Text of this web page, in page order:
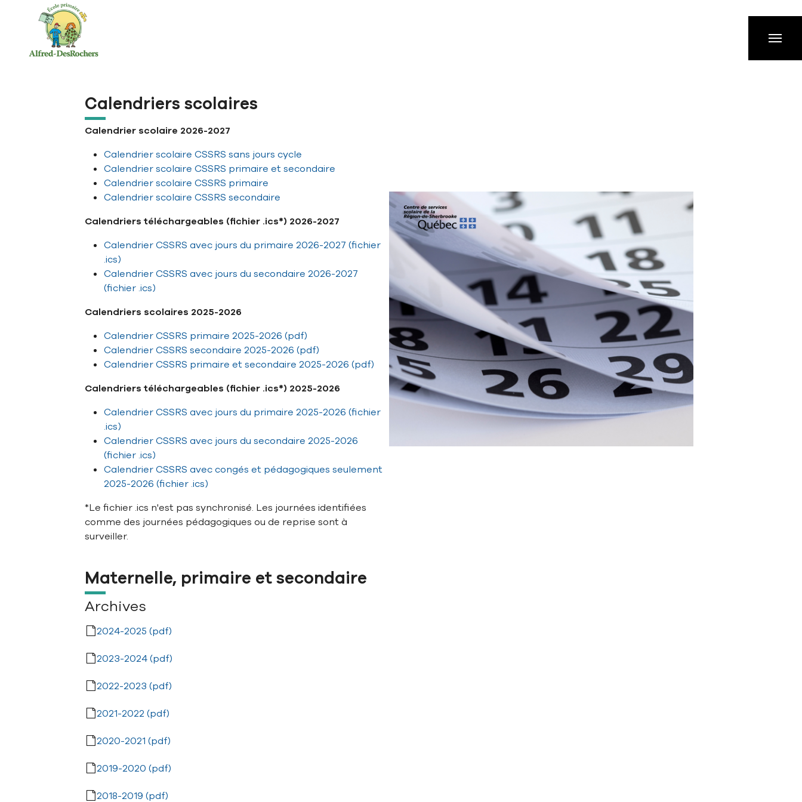
Aller à la navigation principale
Aller au contenu principal
Passer au pied de page
Calendriers scolaires
Calendrier scolaire 2026-2027
Calendrier scolaire CSSRS sans jours cycle
Calendrier scolaire CSSRS primaire et secondaire
Calendrier scolaire CSSRS primaire
Calendrier scolaire CSSRS secondaire
Calendriers téléchargeables (fichier .ics*) 2026-2027
Calendrier CSSRS avec jours du primaire 2026-2027 (fichier
.ics)
Calendrier CSSRS avec jours du secondaire 2026-2027
(fichier .ics)
Calendriers scolaires 2025-2026
Calendrier CSSRS primaire 2025-2026 (pdf)
Calendrier CSSRS secondaire 2025-2026 (pdf)
Calendrier CSSRS primaire et secondaire 2025-2026 (pdf)
Calendriers téléchargeables (fichier .ics*) 2025-2026
Calendrier CSSRS avec jours du primaire 2025-2026 (fichier
.ics)
Calendrier CSSRS avec jours du secondaire 2025-2026
(fichier .ics)
Calendrier CSSRS avec congés et pédagogiques seulement
2025-2026 (fichier .ics)
*Le fichier .ics n'est pas synchronisé. Les journées identifiées
comme des journées pédagogiques ou de reprise sont à
surveiller.
Maternelle, primaire et secondaire
Archives
2024-2025 (pdf)
2023-2024 (pdf)
2022-2023 (pdf)
2021-2022 (pdf)
2020-2021 (pdf)
2019-2020 (pdf)
2018-2019 (pdf)